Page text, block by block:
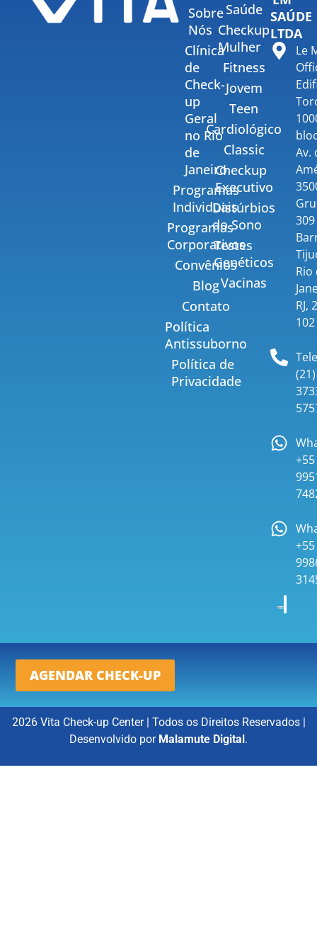
Sobre
Nós
Clínica
de
Check-
up
Geral
no Rio
de
Janeiro
Programas
Individuais
Programas
Corporativos
Convênios
Blog
Contato
Política
Antissuborno
Política de
Privacidade
Saúde
Checkup
Mulher
Fitness
Jovem
Teen
Cardiológico
Classic
Checkup
Executivo
Distúrbios
do Sono
Testes
Genéticos
Vacinas
SAÚDE
LTDA
Le
Av.
Rio
RJ,
102
(21)
AGENDAR CHECK-UP
2026 Vita Check-up Center | Todos os Direitos Reservados |
Desenvolvido por Malamute Digital .